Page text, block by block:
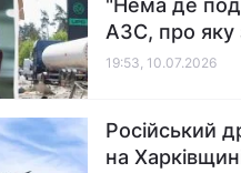
"Нема де
АЗС, про яку
19:53, 10.07.2026
Російський
на